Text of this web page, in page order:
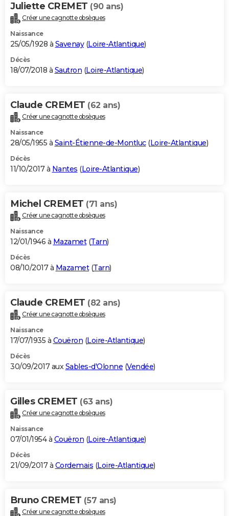
Juliette CREMET (90 ans)
Créer une cagnotte obsèques
Naissance
25/05/1928 à Savenay(Loire-Atlantique)
Décès
18/07/2018 à Sautron (Loire-Atlantique)
Claude CREMET (62 ans)
Créer une cagnotte obsèques
Naissance
28/05/1955 à Saint-Étienne-de-Montluc(Loire-Atlantique)
Décès
11/10/2017 à Nantes (Loire-Atlantique)
Michel CREMET (71 ans)
Créer une cagnotte obsèques
Naissance
12/01/1946 à Mazamet(Tarn)
Décès
08/10/2017 à Mazamet(Tarn)
Claude CREMET (82 ans)
Créer une cagnotte obsèques
Naissance
17/07/1935 à Couëron (Loire-Atlantique)
Décès
30/09/2017 auxSables-d'Olonne (Vendée)
Gilles CREMET (63 ans)
Créer une cagnotte obsèques
Naissance
07/01/1954 à Couëron (Loire-Atlantique)
Décès
21/09/2017 à Cordemais (Loire-Atlantique)
Bruno CREMET (57 ans)
Créer une cagnotte obsèques